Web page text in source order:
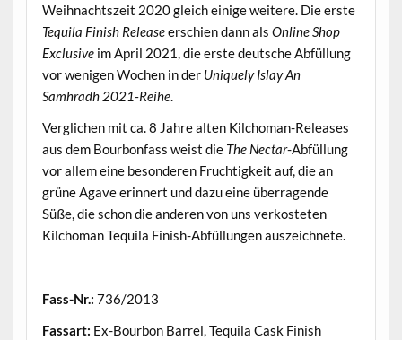
Weihnachtszeit 2020 gleich einige weitere. Die erste
Tequila Finish Releaseerschien dann als Online Shop
Exclusiveim April 2021, die erste deutsche Abfüllung
vor wenigen Wochen in der Uniquely Islay An
Samhradh 2021-Reihe.
Verglichen mit ca. 8 Jahre alten Kilchoman-Releases
aus dem Bourbonfass weist dieThe Nectar-Abfüllung
vor allem eine besonderen Fruchtigkeit auf, die an
grüne Agave erinnert und dazu eine überragende
Süße, die schon die anderen von uns verkosteten
Kilchoman Tequila Finish-Abfüllungen auszeichnete.
Fass-Nr.: 736/2013
Fassart: Ex-Bourbon Barrel, Tequila Cask Finish